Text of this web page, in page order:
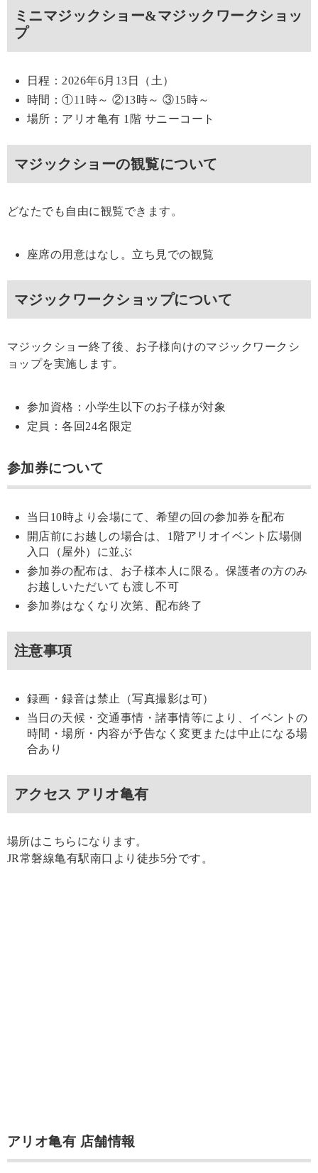
ミニマジックショー&マジックワークショッ
プ
日程：2026年6月13日（土）
時間：①11時～ ②13時～ ③15時～
場所：アリオ亀有 1階 サニーコート
マジックショーの観覧について
どなたでも自由に観覧できます。
座席の用意はなし。立ち見での観覧
マジックワークショップについて
マジックショー終了後、お子様向けのマジックワークシ
ョップを実施します。
参加資格：小学生以下のお子様が対象
定員：各回24名限定
参加券について
当日10時より会場にて、希望の回の参加券を配布
開店前にお越しの場合は、1階アリオイベント広場側
入口（屋外）に並ぶ
参加券の配布は、お子様本人に限る。保護者の方のみ
お越しいただいても渡し不可
参加券はなくなり次第、配布終了
注意事項
録画・録音は禁止（写真撮影は可）
当日の天候・交通事情・諸事情等により、イベントの
時間・場所・内容が予告なく変更または中止になる場
合あり
アクセス アリオ亀有
場所はこちらになります。
JR常磐線亀有駅南口より徒歩5分です。
アリオ亀有 店舗情報